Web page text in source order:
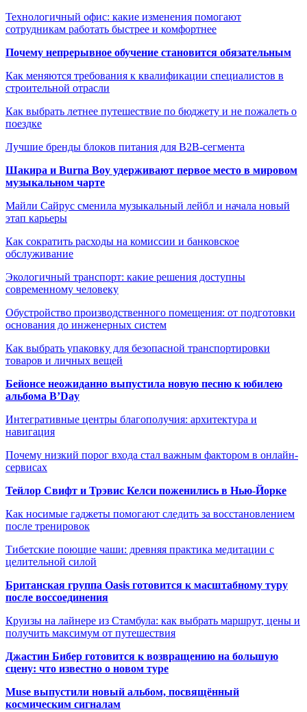
Технологичный офис: какие изменения помогают
сотрудникам работать быстрее и комфортнее
Почему непрерывное обучение становится обязательным
Как меняются требования к квалификации специалистов в
строительной отрасли
Как выбрать летнее путешествие по бюджету и не пожалеть о
поездке
Лучшие бренды блоков питания для B2B-сегмента
Шакира и Burna Boy удерживают первое место в мировом
музыкальном чарте
Майли Сайрус сменила музыкальный лейбл и начала новый
этап карьеры
Как сократить расходы на комиссии и банковское
обслуживание
Экологичный транспорт: какие решения доступны
современному человеку
Обустройство производственного помещения: от подготовки
основания до инженерных систем
Как выбрать упаковку для безопасной транспортировки
товаров и личных вещей
Бейонсе неожиданно выпустила новую песню к юбилею
альбома B’Day
Интегративные центры благополучия: архитектура и
навигация
Почему низкий порог входа стал важным фактором в онлайн-
сервисах
Тейлор Свифт и Трэвис Келси поженились в Нью-Йорке
Как носимые гаджеты помогают следить за восстановлением
после тренировок
Тибетские поющие чаши: древняя практика медитации с
целительной силой
Британская группа Oasis готовится к масштабному туру
после воссоединения
Круизы на лайнере из Стамбула: как выбрать маршрут, цены и
получить максимум от путешествия
Джастин Бибер готовится к возвращению на большую
сцену: что известно о новом туре
Muse выпустили новый альбом, посвящённый
космическим сигналам